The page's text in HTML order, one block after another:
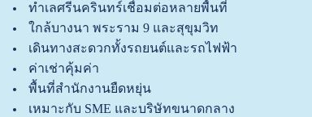
ทำเลศรีนครินทร์เชื่อมต่อหลายพื้นที่
ใกล้บางนา พระราม 9 และสุขุมวิท
เดินทางสะดวกทั้งรถยนต์และรถไฟฟ้า
ค่าเช่าคุ้มค่า
พื้นที่สำนักงานยืดหยุ่น
เหมาะกับ SME และบริษัทขนาดกลาง